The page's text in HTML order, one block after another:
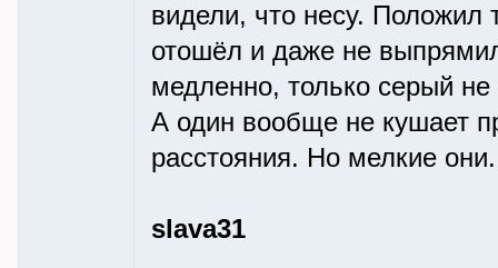
видели, что несу. Положил
отошёл и даже не
медленно, только серый не
А один вообще не кушает
расстояния. Но мелкие
slava31